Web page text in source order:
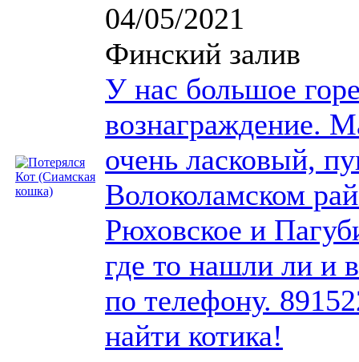
04/05/2021
Финский залив
У нас большое
вознаграждение.
очень ласковый,
Волоколамском
Рюховское и
где то нашли ли и
по телефону.
найти котика!